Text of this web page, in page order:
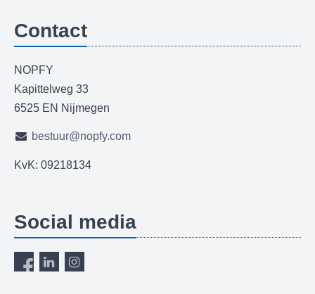
Contact
NOPFY
Kapittelweg 33
6525 EN Nijmegen
bestuur@nopfy.com
KvK: 09218134
Social media